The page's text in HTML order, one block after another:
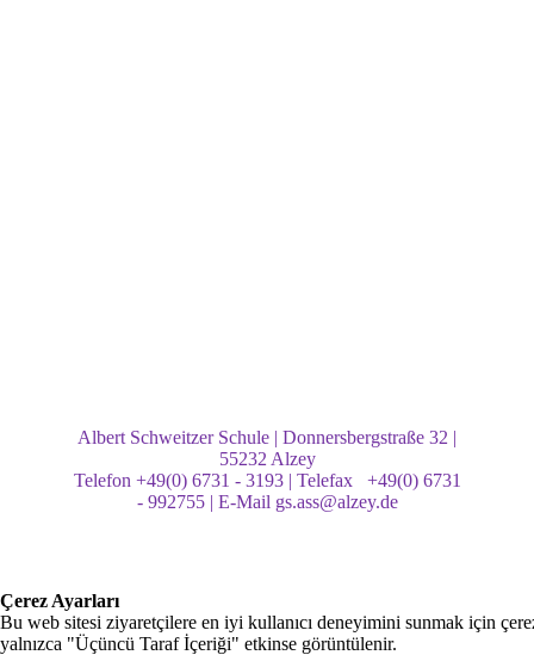
Albert Schweitzer Schule | Donnersbergstraße 32 |
55232 Alzey
Telefon +49(0) 6731 - 3193 | Telefax +49(0) 6731
- 992755 | E-Mail gs.ass@alzey.de
Çerez Ayarları
Bu web sitesi ziyaretçilere en iyi kullanıcı deneyimini sunmak için
yalnızca "Üçüncü Taraf İçeriği" etkinse görüntülenir.